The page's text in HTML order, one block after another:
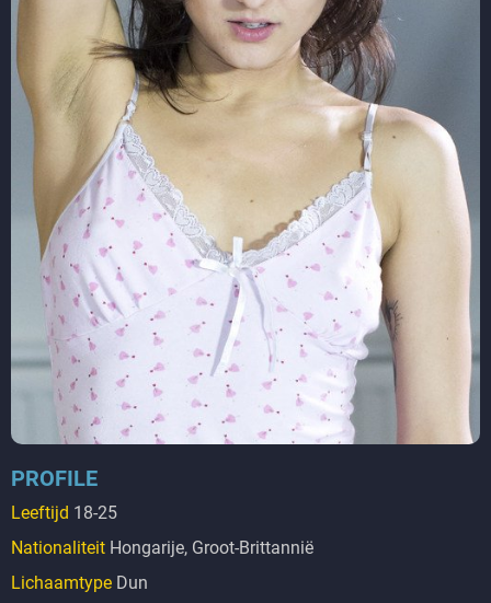
PROFILE
Leeftijd 18-25
Nationaliteit Hongarije, Groot-Brittannië
Lichaamtype Dun